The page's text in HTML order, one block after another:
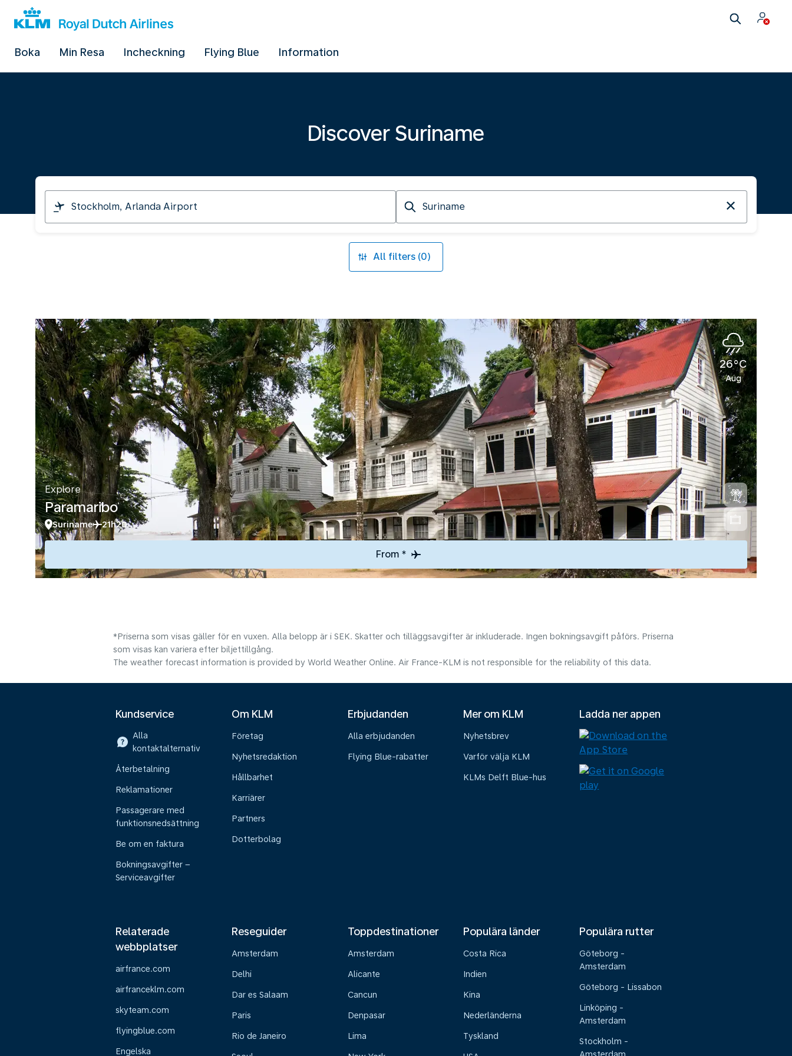
Boka Min Resa Incheckning Flying Blue Information
Discover Suriname
I
am
travelling
Arriving
at
All filters (0)
26°C
Aug
Explore
Paramaribo
Suriname 21h20
From *
*Priserna som visas gäller för en vuxen. Alla belopp är i SEK. Skatter och tilläggsavgifter är inkluderade. Ingen bokningsavgift påförs. Priserna
som visas kan variera efter biljettillgång.
The weather forecast information is provided by World Weather Online. Air France-KLM is not responsible for the reliability of this data.
Kundservice
Alla
kontaktalternativ
Återbetalning
Reklamationer
Passagerare med
funktionsnedsättning
Be om en faktura
Bokningsavgifter –
Serviceavgifter
Om KLM
Företag
Nyhetsredaktion
Hållbarhet
Karriärer
Partners
Dotterbolag
Erbjudanden
Alla erbjudanden
Flying Blue-rabatter
Mer om KLM
Nyhetsbrev
Varför välja KLM
KLMs Delft Blue-hus
Ladda ner appen
Relaterade
webbplatser
airfrance.com
airfranceklm.com
skyteam.com
flyingblue.com
Engelska
Reseguider
Amsterdam
Delhi
Dar es Salaam
Paris
Rio de Janeiro
Toppdestinationer
Amsterdam
Alicante
Cancun
Denpasar
Lima
Populära länder
Costa Rica
Indien
Kina
Nederländerna
Tyskland
Populära rutter
Göteborg -
Amsterdam
Göteborg - Lissabon
Linköping -
Amsterdam
Stockholm -